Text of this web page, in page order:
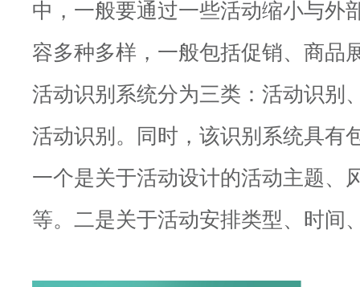
中，一般要通过一些活动缩小与外
容多种多样，一般包括促销、商品
活动识别系统分为三类：活动识别
活动识别。同时，该识别系统具有
一个是关于活动设计的活动主题、
等。二是关于活动安排类型、时间